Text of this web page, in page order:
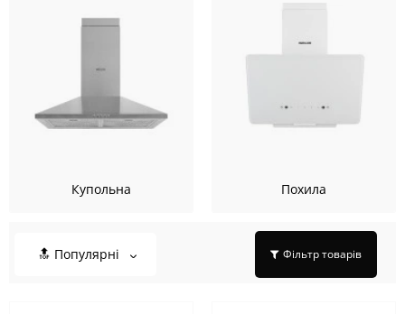
Купольна Похила
🔝 Популярні Фільтр товарів